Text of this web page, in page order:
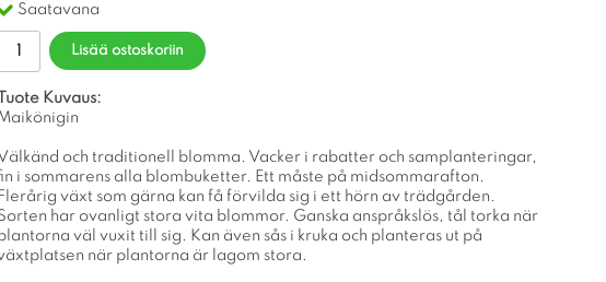
Saatavana
Lisää ostoskoriin
Kuvaus:
och traditionell blomma. Vacker i rabatter och samplanteringar,
i sommarens alla blombuketter. Ett måste på midsommarafton.
Flerårig växt som gärna kan få förvilda sig i ett hörn av trädgården.
har ovanligt stora vita blommor. Ganska anspråkslös, tål torka när
väl vuxit till sig. Kan även sås i kruka och planteras ut på
när plantorna är lagom stora.